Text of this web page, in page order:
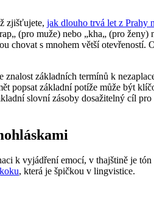
zjišťujete, jak dlouho trvá let z Prahy
(pro muže) nebo „kha„ (pro ženy)
chovat s mnohem větší otevřeností.
základních termínů k
popsat základní potíže může být
slovní zásoby dosažitelný cíl pro
k vyjádření emocí, v thajštině je
, která je špičkou v lingvistice.